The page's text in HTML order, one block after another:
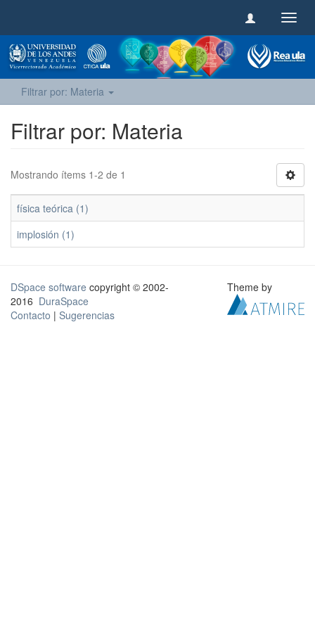
Filtrar por: Materia
Filtrar por: Materia
Mostrando ítems 1-2 de 1
física teórica (1)
implosión (1)
DSpace software copyright © 2002-
2016 DuraSpace
Contacto | Sugerencias
Theme by